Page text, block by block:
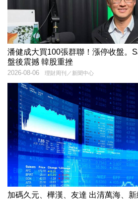
潘健成大買100張群聯！漲停收盤。
盤後震撼 韓股重挫
理財周刊／新聞中心
2026-08-06